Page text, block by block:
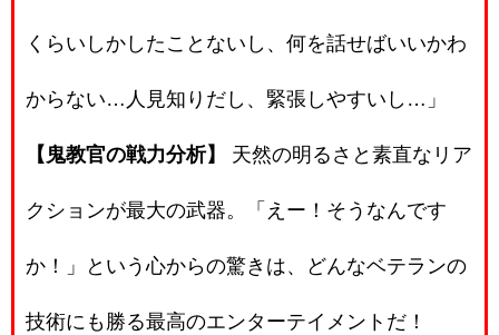
くらいしかしたことないし、何を話せばいいかわ
からない…人見知りだし、緊張しやすいし…」
【鬼教官の戦力分析】 天然の明るさと素直なリア
クションが最大の武器。「えー！そうなんです
か！」という心からの驚きは、どんなベテランの
技術にも勝る最高のエンターテイメントだ！